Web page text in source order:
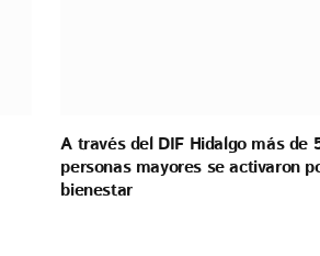
A través del DIF Hidalgo más de
personas mayores se activaron
bienestar